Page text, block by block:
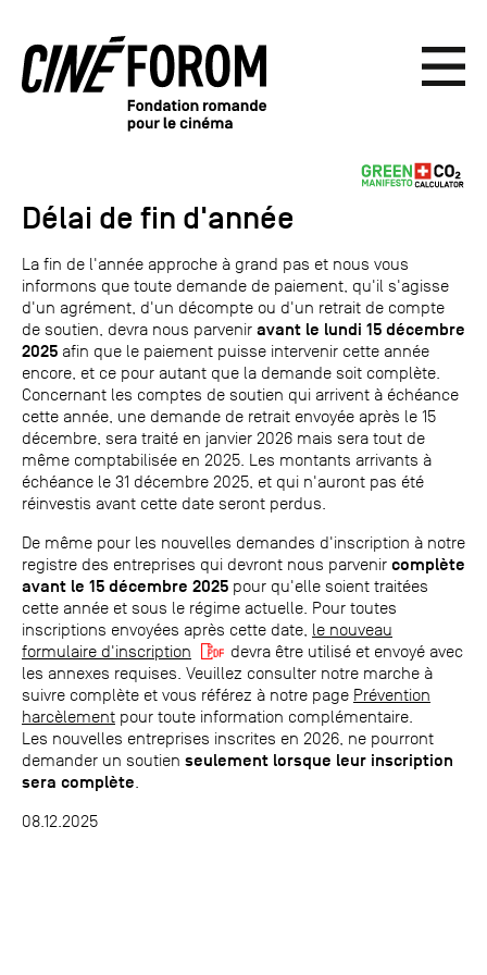
Délai de fin d'année
La fin de l'année approche à grand pas et nous vous
informons que toute demande de paiement, qu'il s'agisse
d'un agrément, d'un décompte ou d'un retrait de compte
de soutien, devra nous parvenir avant le lundi 15 décembre
2025 afin que le paiement puisse intervenir cette année
encore, et ce pour autant que la demande soit complète.
Concernant les comptes de soutien qui arrivent à échéance
cette année, une demande de retrait envoyée après le 15
décembre, sera traité en janvier 2026 mais sera tout de
même comptabilisée en 2025. Les montants arrivants à
échéance le 31 décembre 2025, et qui n'auront pas été
réinvestis avant cette date seront perdus.
De même pour les nouvelles demandes d'inscription à notre
registre des entreprises qui devront nous parvenir complète
avant le 15 décembre 2025 pour qu'elle soient traitées
cette année et sous le régime actuelle. Pour toutes
inscriptions envoyées après cette date, le nouveau
formulaire d'inscription
devra être utilisé et envoyé avec
les annexes requises. Veuillez consulter notre marche à
suivre complète et vous référez à notre page Prévention
harcèlement pour toute information complémentaire.
Les nouvelles entreprises inscrites en 2026, ne pourront
demander un soutien seulement lorsque leur inscription
sera complète
08.12.2025